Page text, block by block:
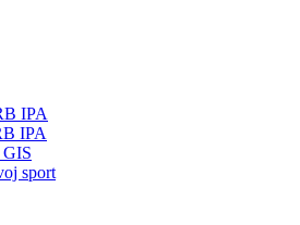
IPA
IPA
GIS
sport